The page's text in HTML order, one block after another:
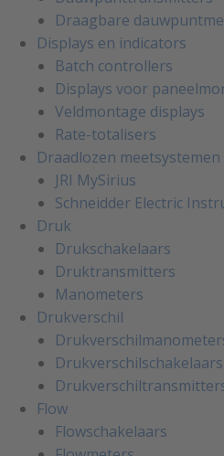
Draagbare
Displays en indicators
Batch controllers
Displays voor
Veldmontage displays
Rate-totalisers
Draadlozen meetsystemen
JRI MySirius
Schneidder Electric
Druk
Drukschakelaars
Druktransmitters
Manometers
Drukverschil
Drukverschilschakelaars
Flow
Flowschakelaars